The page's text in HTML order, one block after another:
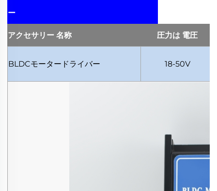
ー
アクセサリー 名称 圧力は 電圧
BLDCモータードライバー 18-50V